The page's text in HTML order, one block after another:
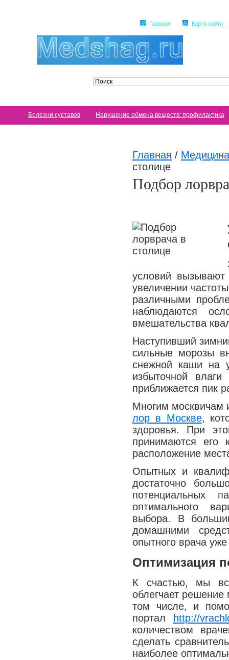
Главная Карта сайта
Болезни суставов Нарушение обмена веществ: профилактика
Главная /
столице
Подбор
условий
увеличении
различными
наблюдаются
вмешательства
Наступивший
сильные морозы
снежной каши на
избыточной
приближается пик
Многим москвичам
лор в Москве,
здоровья. При
принимаются его
расположение
Опытных и
достаточно
потенциальных
оптимального
выбора. В
домашними
опытного врача
Оптимизация
К счастью, мы
облегчает
том числе, и
портал
http://
количеством
сделать
наиболее